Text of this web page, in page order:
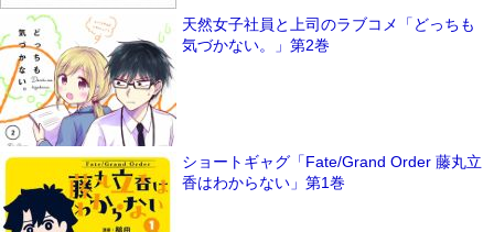
天然女子社員と上司のラブコメ「どっちも
気づかない。」第2巻
ショートギャグ「Fate/Grand Order 藤丸立
香はわからない」第1巻